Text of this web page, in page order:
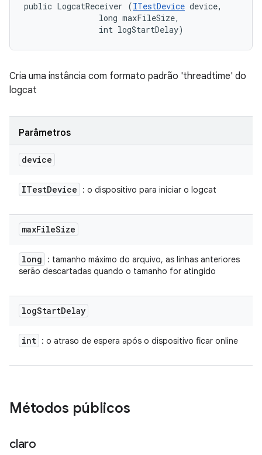
public LogcatReceiver (ITestDevice device,
                long maxFileSize,
                int logStartDelay)
Cria uma instância com formato padrão 'threadtime' do
logcat
Parâmetros
device
ITestDevice : o dispositivo para iniciar o logcat
maxFileSize
long
: tamanho máximo do arquivo, as linhas anteriores
serão descartadas quando o tamanho for atingido
logStartDelay
int : o atraso de espera após o dispositivo ficar online
Métodos públicos
claro